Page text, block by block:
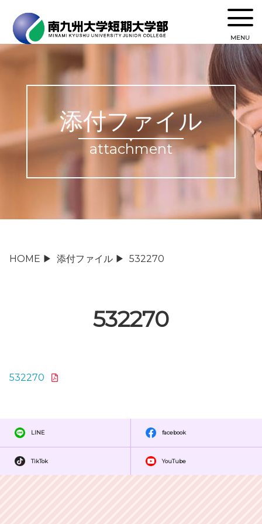
MENU
添付ファイル
attachment
HOME ▶ 添付ファイル ▶ 532270
532270
532270
LINE facebook
TikTok YouTube